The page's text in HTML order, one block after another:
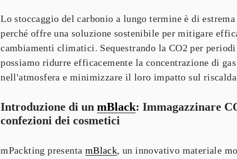
Lo stoccaggio del carbonio a lungo termine è di
perché offre una soluzione sostenibile per mitigare
cambiamenti climatici. Sequestrando la CO2 per
possiamo ridurre efficacemente la concentrazione di gas
nell'atmosfera e minimizzare il loro impatto sul
Introduzione di un mBlack: Immagazzinare
confezioni dei cosmetici
mPackting presenta mBlack, un innovativo materiale